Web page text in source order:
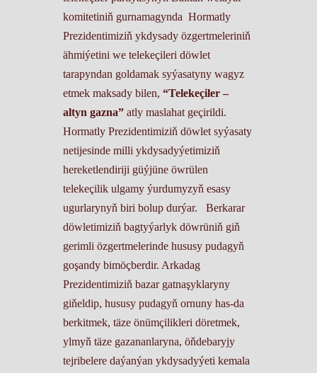
komitetiniň gurnamagynda Hormatly
Prezidentimiziň ykdysady özgertmeleriniň
ähmiýetini we telekeçileri döwlet
tarapyndan goldamak syýasatyny wagyz
etmek maksady bilen, “Telekeçiler –
altyn gazna” atly maslahat geçirildi.
Hormatly Prezidentimiziň döwlet syýasaty
netijesinde milli ykdysadyýetimiziň
hereketlendiriji güýjüne öwrülen
telekeçilik ulgamy ýurdumyzyň esasy
ugurlarynyň biri bolup durýar. Berkarar
döwletimiziň bagtyýarlyk döwrüniň giň
gerimli özgertmelerinde hususy pudagyň
goşandy bimöçberdir. Arkadag
Prezidentimiziň bazar gatnaşyklaryny
giňeldip, hususy pudagyň ornuny has-da
berkitmek, täze önümçilikleri döretmek,
ylmyň täze gazananlaryna, öňdebaryjy
tejribelere daýanýan ykdysadyýeti kemala